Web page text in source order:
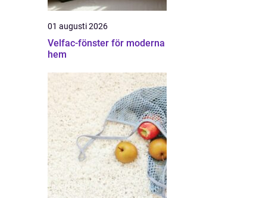
01 augusti 2026
Velfac-fönster för moderna
hem